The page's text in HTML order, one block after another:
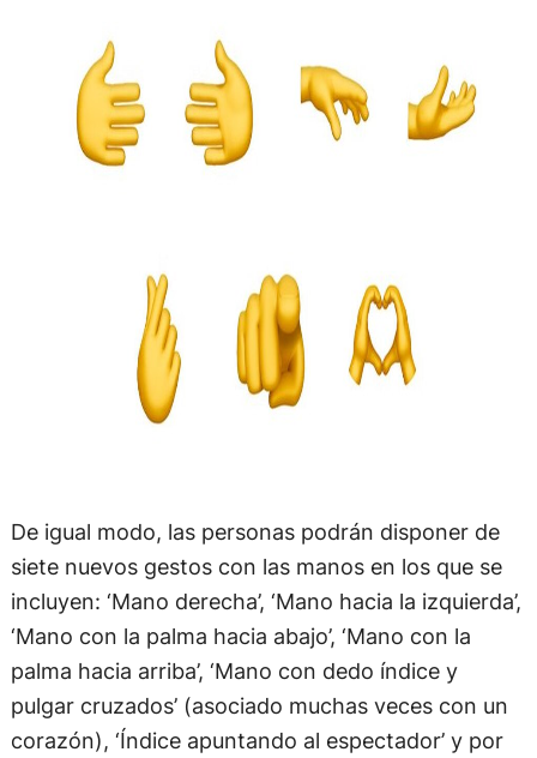
De igual modo, las personas podrán disponer de
siete nuevos gestos con las manos en los que se
incluyen: ‘Mano derecha’, ‘Mano hacia la izquierda’,
‘Mano con la palma hacia abajo’, ‘Mano con la
palma hacia arriba’, ‘Mano con dedo índice y
pulgar cruzados’ (asociado muchas veces con un
corazón), ‘Índice apuntando al espectador’ y por